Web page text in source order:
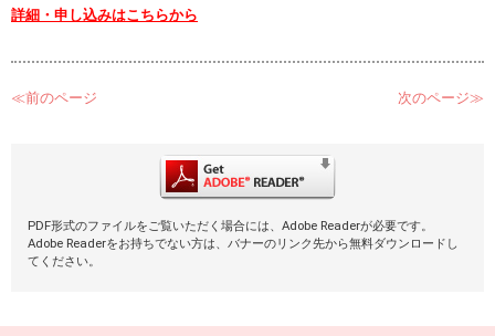
詳細・申し込みはこちらから
≪前のページ 次のページ≫
PDF形式のファイルをご覧いただく場合には、Adobe Readerが必要です。
Adobe Readerをお持ちでない方は、バナーのリンク先から無料ダウンロードし
てください。